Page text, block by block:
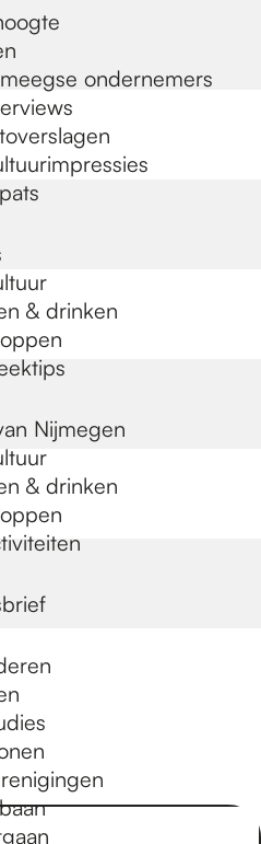
ondernemers
& drinken
Nijmegen
& drinken